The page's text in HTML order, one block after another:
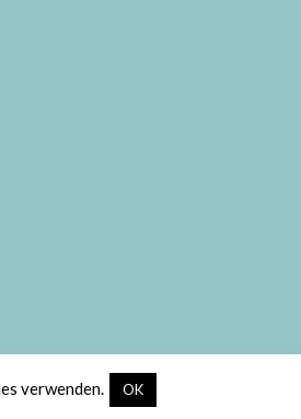
verwenden. OK